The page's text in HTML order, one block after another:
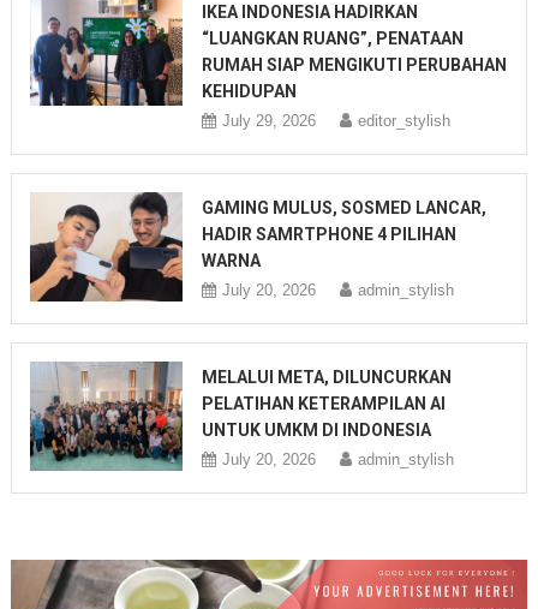
IKEA INDONESIA HADIRKAN
“LUANGKAN RUANG”, PENATAAN
RUMAH SIAP MENGIKUTI PERUBAHAN
KEHIDUPAN
July 29, 2026 editor_stylish
GAMING MULUS, SOSMED LANCAR,
HADIR SAMRTPHONE 4 PILIHAN
WARNA
July 20, 2026 admin_stylish
MELALUI META, DILUNCURKAN
PELATIHAN KETERAMPILAN AI
UNTUK UMKM DI INDONESIA
July 20, 2026 admin_stylish